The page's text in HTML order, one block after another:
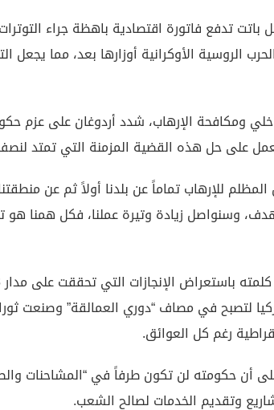
تدفع فاتورة اقتصادية باهظة جراء
الروسية الأوكرانية أوزارها بعد، مما يجعل
ومكافحة الإرهاب، شدد أردوغان على عزم
على حل هذه القضية المزمنة التي تمتد
للإرهاب تماماً عن بلدنا أولاً ثم عن
لتصبح في مصاف “دوري العمالقة” وصنعت
رغم كل العوائق.
أن حكومته لن تكون طرفاً في “المشاحنات
وتقديم الخدمات لصالح الشعب.